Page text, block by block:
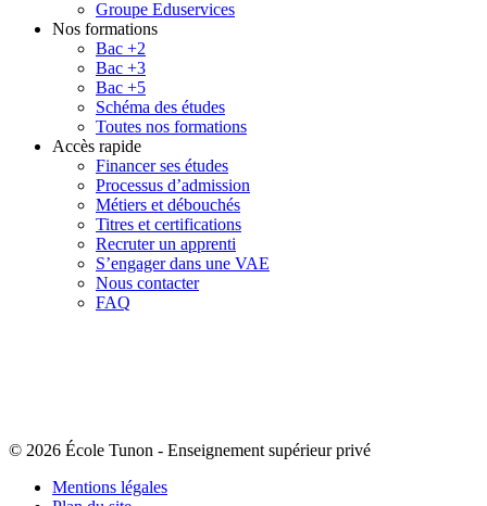
Groupe Eduservices
Nos formations
Bac +2
Bac +3
Bac +5
Schéma des études
Toutes nos formations
Accès rapide
Financer ses études
Processus d’admission
Métiers et débouchés
Titres et certifications
Recruter un apprenti
S’engager dans une VAE
Nous contacter
FAQ
© 2026 École Tunon - Enseignement supérieur privé
Mentions légales